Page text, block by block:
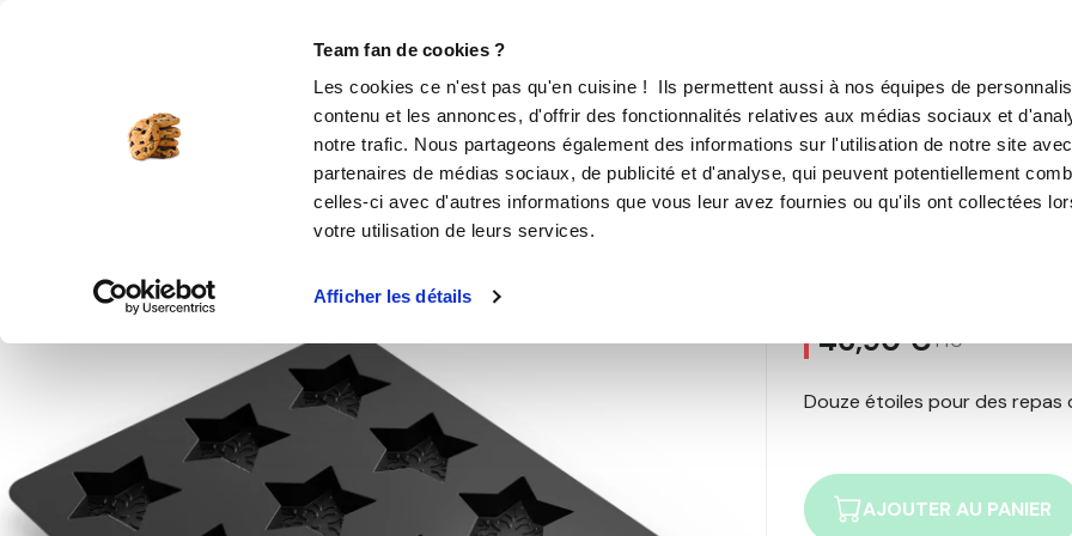
Team fan de cookies ?
Les cookies ce n'est pas qu'en cuisine ! Ils permettent aussi à nos équipes de
contenu et les annonces, d'offrir des fonctionnalités relatives aux médias sociaux et
notre trafic. Nous partageons également des informations sur l'utilisation de notre site
partenaires de médias sociaux, de publicité et d'analyse, qui peuvent potentiellement
celles-ci avec d'autres informations que vous leur avez fournies ou qu'ils ont collectées
votre utilisation de leurs services.
Afficher les détails
MOULES SILICONE USTENSILES ÉPICERIE MISE SOUS VIDE MACHINE À CAFÉ MACHINE À GLACE
Moule en silicone pour la pâtisserie Moule 12 étoiles noël OHRA®
46,90 €TTC
Douze étoiles pour des repas
AJOUTER AU PANIER